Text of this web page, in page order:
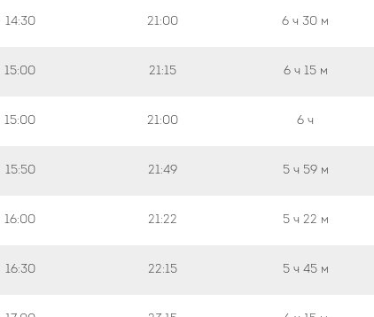
14:30 21:00 6 ч 30 м
15:00 21:15 6 ч 15 м
15:00 21:00 6 ч
15:50 21:49 5 ч 59 м
16:00 21:22 5 ч 22 м
16:30 22:15 5 ч 45 м